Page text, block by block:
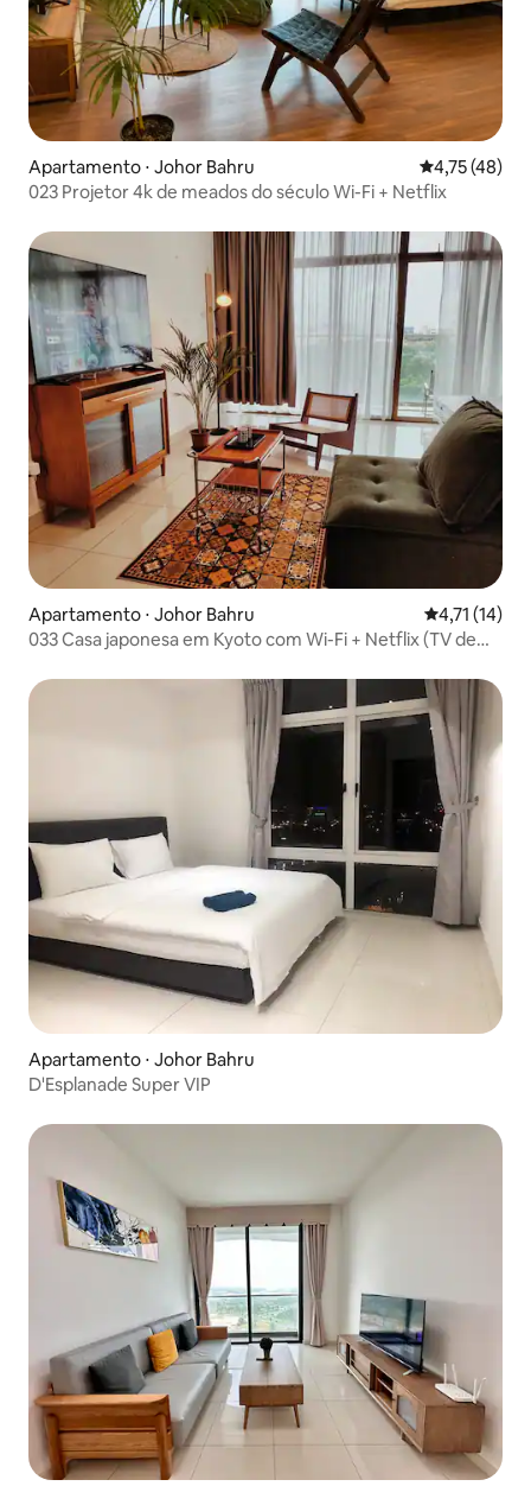
Apartamento ⋅ Johor Bahru 4,75 de uma
4,75 (48)
023 Projetor 4k de meados do século Wi-Fi + Netflix
Apartamento ⋅ Johor Bahru 4,71 de uma
4,71 (14)
033 Casa japonesa em Kyoto com Wi-Fi + Netflix (TV de
Apartamento ⋅ Johor Bahru
D'Esplanade Super VIP